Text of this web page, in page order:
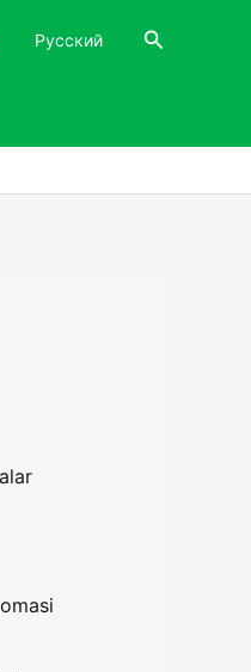
Русский Search